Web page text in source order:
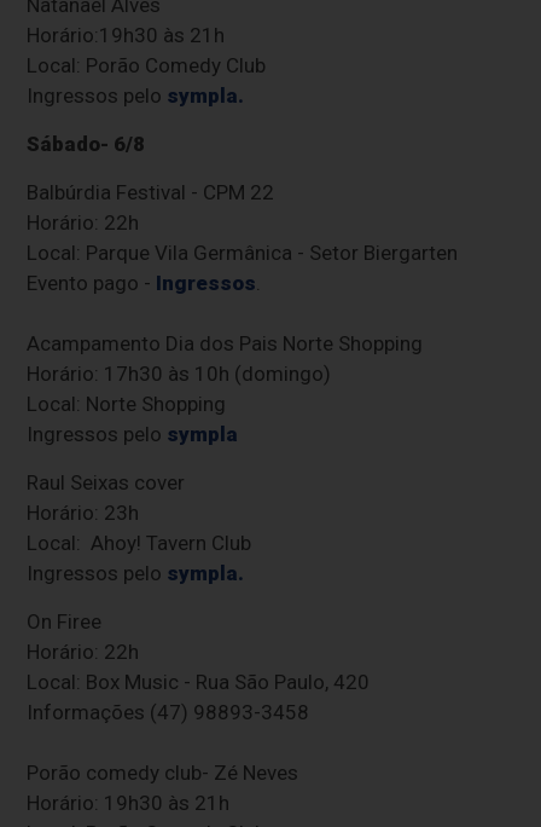
Natanael Alves
Horário:19h30 às 21h
Local: Porão Comedy Club
Ingressos pelo sympla.
Sábado- 6/8
Balbúrdia Festival - CPM 22
Horário: 22h
Local: Parque Vila Germânica - Setor Biergarten
Evento pago - Ingressos.
Acampamento Dia dos Pais Norte Shopping
Horário: 17h30 às 10h (domingo)
Local: Norte Shopping
Ingressos pelo sympla
Raul Seixas cover
Horário: 23h
Local: Ahoy! Tavern Club
Ingressos pelo sympla.
On Firee
Horário: 22h
Local: Box Music - Rua São Paulo, 420
Informações (47) 98893-3458
Porão comedy club- Zé Neves
Horário: 19h30 às 21h